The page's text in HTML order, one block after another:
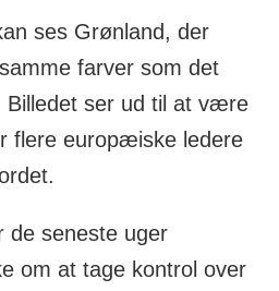
ses Grønland, der
farver som det
Billedet ser ud til at være
flere europæiske ledere
de seneste uger
om at tage kontrol over